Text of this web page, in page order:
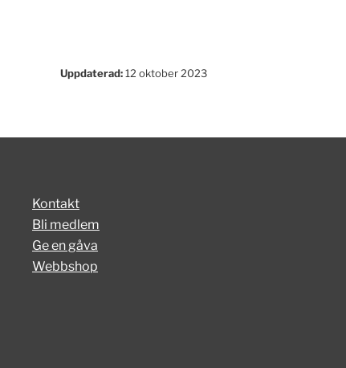
Uppdaterad:12 oktober 2023
Kontakt
Bli medlem
Ge en gåva
Webbshop